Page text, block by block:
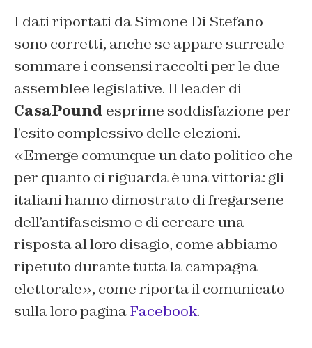
I dati riportati da Simone Di Stefano
sono corretti, anche se appare surreale
sommare i consensi raccolti per le due
assemblee legislative. Il leader di
CasaPound esprime soddisfazione per
l’esito complessivo delle elezioni.
«Emerge comunque un dato politico che
per quanto ci riguarda è una vittoria: gli
italiani hanno dimostrato di fregarsene
dell’antifascismo e di cercare una
risposta al loro disagio, come abbiamo
ripetuto durante tutta la campagna
elettorale», come riporta il comunicato
sulla loro paginaFacebook.